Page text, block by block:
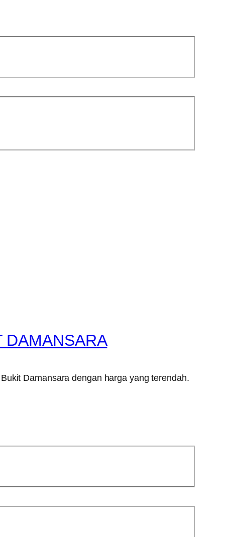
DAMANSARA
Damansara dengan harga yang terendah.